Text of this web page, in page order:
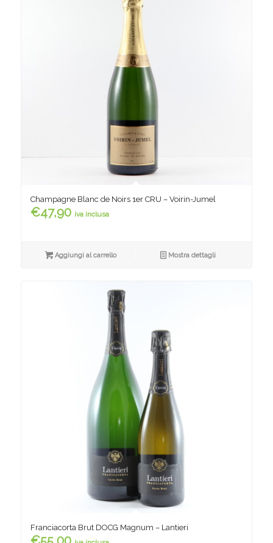
Champagne Blanc de Noirs 1er CRU – Voirin-Jumel
€47,90 iva inclusa
Aggiungi al carrello Mostra dettagli
Franciacorta Brut DOCG Magnum – Lantieri